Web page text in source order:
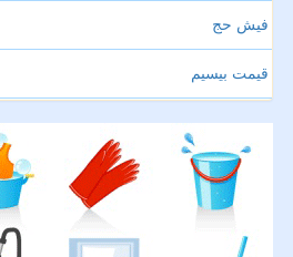
فیش حج
قیمت بیسیم